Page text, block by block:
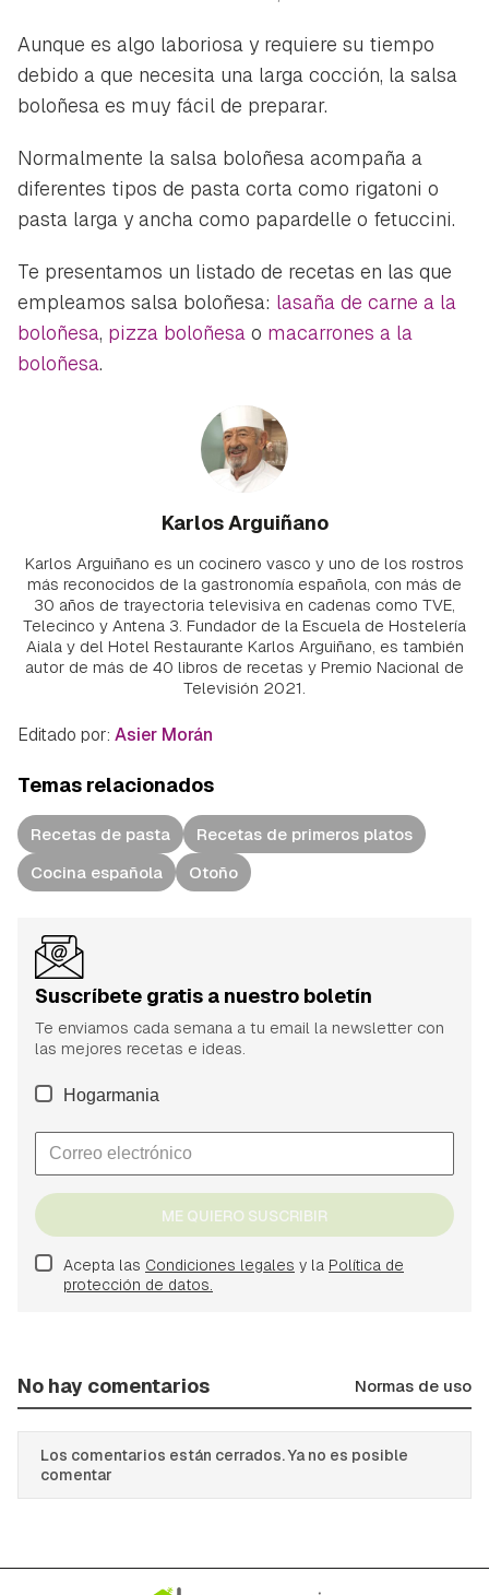
Aunque es algo laboriosa y requiere su tiempo
debido a que necesita una larga cocción, la salsa
boloñesa es muy fácil de preparar.
Normalmente la salsa boloñesa acompaña a
diferentes tipos de pasta corta como rigatoni o
pasta larga y ancha como papardelle o fetuccini.
Te presentamos un listado de recetas en las que
empleamos salsa boloñesa: lasaña de carne a la
boloñesa, pizza boloñesa o macarrones a la
boloñesa.
Karlos Arguiñano
Karlos Arguiñano es un cocinero vasco y uno de los rostros
más reconocidos de la gastronomía española, con más de
30 años de trayectoria televisiva en cadenas como TVE,
Telecinco y Antena 3. Fundador de la Escuela de Hostelería
Aiala y del Hotel Restaurante Karlos Arguiñano, es también
autor de más de 40 libros de recetas y Premio Nacional de
Televisión 2021.
Editado por: Asier Morán
Temas relacionados
Recetas de pasta
Recetas de primeros platos
Cocina española
Otoño
Suscríbete gratis a nuestro boletín
Te enviamos cada semana a tu email la newsletter con
las mejores recetas e ideas.
Hogarmania
ME QUIERO SUSCRIBIR
Acepta las Condiciones legales y la Política de
protección de datos.
No hay comentarios Normas de uso
Los comentarios están cerrados. Ya no es posible
comentar